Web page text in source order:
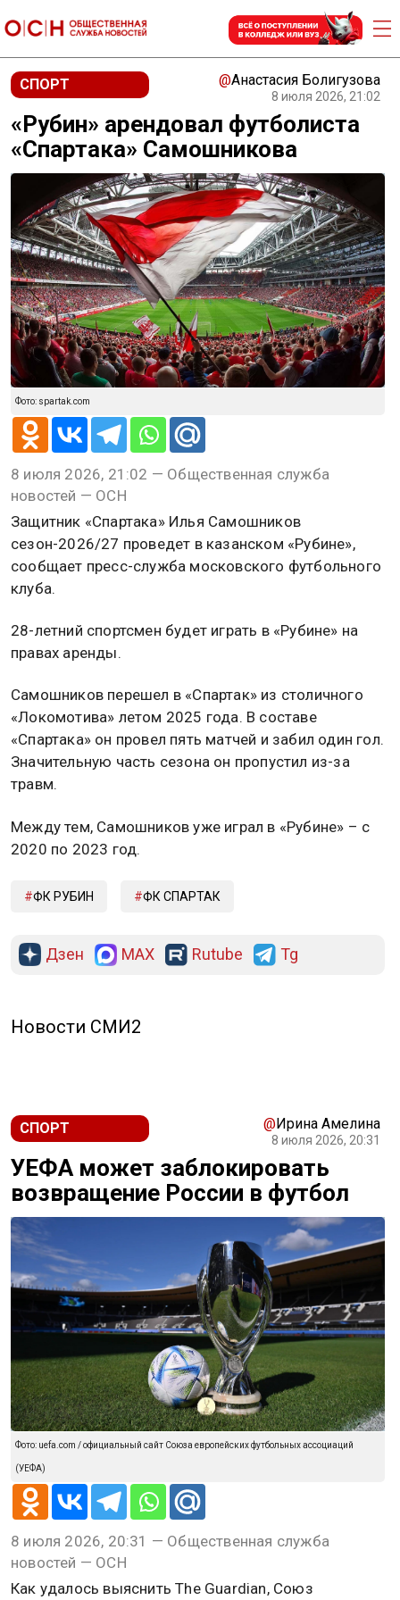
СПОРТ @Анастасия Болигузова
8 июля 2026, 21:02
«Рубин» арендовал футболиста
«Спартака» Самошникова
Фото: spartak.com
8 июля 2026, 21:02 — Общественная служба
новостей — ОСН
Защитник «Спартака» Илья Самошников
сезон-2026/27 проведет в казанском «Рубине»,
сообщает пресс-служба московского футбольного
клуба.
28-летний спортсмен будет играть в «Рубине» на
правах аренды.
Самошников перешел в «Спартак» из столичного
«Локомотива» летом 2025 года. В составе
«Спартака» он провел пять матчей и забил один гол.
Значительную часть сезона он пропустил из-за
травм.
Между тем, Самошников уже играл в «Рубине» – с
2020 по 2023 год.
ФК РУБИН ФК СПАРТАК
Дзен MAX Rutube Tg
Новости СМИ2
СПОРТ @Ирина Амелина
8 июля 2026, 20:31
УЕФА может заблокировать
возвращение России в футбол
Фото: uefa.com / официальный сайт Союза европейских футбольных ассоциаций
(УЕФА)
8 июля 2026, 20:31 — Общественная служба
новостей — ОСН
Как удалось выяснить The Guardian, Союз